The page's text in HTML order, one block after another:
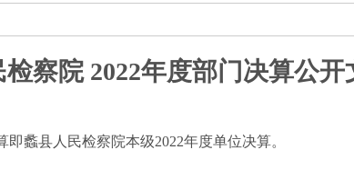
察院 2022年度部门决算公开
蠡县人民检察院本级2022年度单位决算。